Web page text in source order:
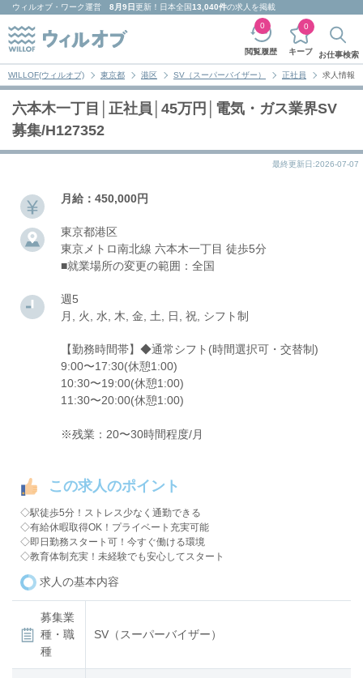
ウィルオブ・ワーク運営 8月9日更新！日本全国13,040件の求人を掲載
閲覧履歴
0
キープ
0
お仕事検索
WILLOF(ウィルオブ) 東京都 港区 SV（スーパーバイザー） 正社員 求人情報
六本木一丁目│正社員│45万円│電気・ガス業界SV
募集/H127352
最終更新日:2026-07-07
月給：450,000円
東京都港区
東京メトロ南北線 六本木一丁目 徒歩5分
■就業場所の変更の範囲：全国
週5
月, 火, 水, 木, 金, 土, 日, 祝, シフト制
【勤務時間帯】◆通常シフト(時間選択可・交替制)
9:00〜17:30(休憩1:00)
10:30〜19:00(休憩1:00)
11:30〜20:00(休憩1:00)
※残業：20〜30時間程度/月
この求人のポイント
◇駅徒歩5分！ストレス少なく通勤できる
◇有給休暇取得OK！プライベート充実可能
◇即日勤務スタート可！今すぐ働ける環境
◇教育体制充実！未経験でも安心してスタート
求人の基本内容
募集業
種・職
種
SV（スーパーバイザー）